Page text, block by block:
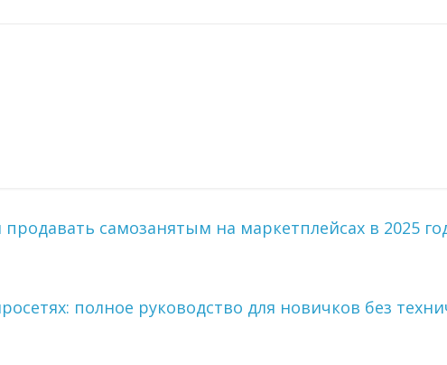
самозанятым на маркетплейсах в 2025
полное руководство для новичков без